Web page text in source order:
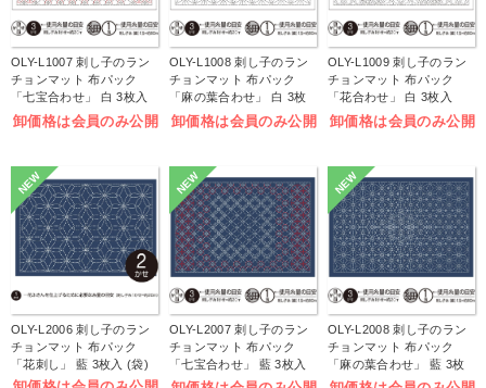
OLY-L1007 刺し子のラン
チョンマット 布パック
「七宝合わせ」 白 3枚入
(袋)
卸価格は会員のみ公開
OLY-L1008 刺し子のラン
チョンマット 布パック
「麻の葉合わせ」 白 3枚
入 (袋)
卸価格は会員のみ公開
OLY-L1009 刺し子のラン
チョンマット 布パック
「花合わせ」 白 3枚入
(袋)
卸価格は会員のみ公開
NEW
OLY-L2006 刺し子のラン
チョンマット 布パック
「花刺し」 藍 3枚入 (袋)
NEW
OLY-L2007 刺し子のラン
チョンマット 布パック
「七宝合わせ」 藍 3枚入
(袋)
NEW
OLY-L2008 刺し子のラン
チョンマット 布パック
「麻の葉合わせ」 藍 3枚
入 (袋)